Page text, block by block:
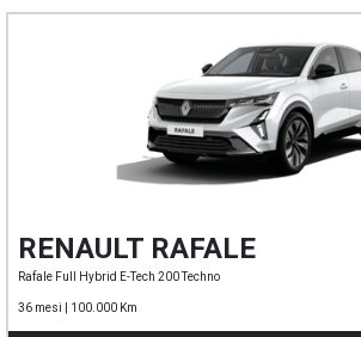
RENAULT RAFALE
Rafale Full Hybrid E-Tech 200 Techno
36 mesi | 100.000 Km